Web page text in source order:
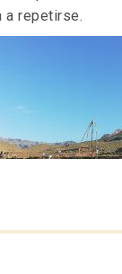
a repetirse.